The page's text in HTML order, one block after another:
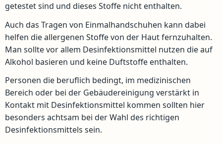
getestet sind und dieses Stoffe nicht enthalten.
Auch das Tragen von Einmalhandschuhen kann dabei
helfen die allergenen Stoffe von der Haut fernzuhalten.
Man sollte vor allem Desinfektionsmittel nutzen die auf
Alkohol basieren und keine Duftstoffe enthalten.
Personen die beruflich bedingt, im medizinischen
Bereich oder bei der Gebäudereinigung verstärkt in
Kontakt mit Desinfektionsmittel kommen sollten hier
besonders achtsam bei der Wahl des richtigen
Desinfektionsmittels sein.